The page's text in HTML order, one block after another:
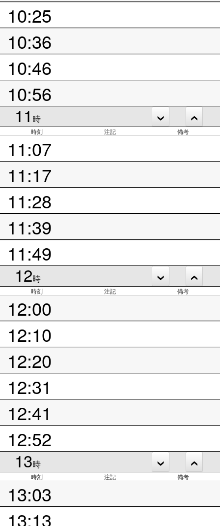
10:25
10:36
10:46
10:56
11 時
時刻 注記 備考
11:07
11:17
11:28
11:39
11:49
12時
時刻 注記 備考
12:00
12:10
12:20
12:31
12:41
12:52
13時
時刻 注記 備考
13:03
13:13